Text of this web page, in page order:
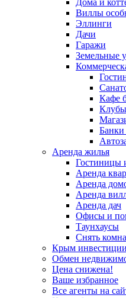
Дома и
Виллы
Эллинги
Дачи
Гаражи
Земельные
Кафе
Клубы
Аренда жилья
Гостиницы
Аренда
Аренда
Аренда
Аренда дач
Офисы и
Таунхаусы
Снять
Крым инвестиции
Обмен
Цена снижена!
Ваше избранное
Все агенты на